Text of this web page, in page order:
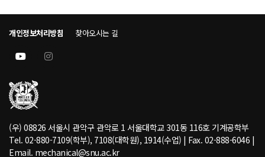
개인정보처리방침 찾아오시는 길
(우) 08826 서울시 관악구 관악로 1 서울대학교 301동 116호 기계공학부
Tel. 02-880-7109(학부), 7108(대학원), 1914(수업) | Fax. 02-888-6046 |
Email. mechanical@snu.ac.kr